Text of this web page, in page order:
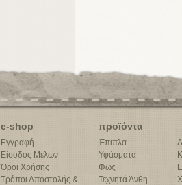
e-shop
Εγγραφή
Είσοδος Μελών
Όροι Χρήσης
Τρόποι Αποστολής &
προϊόντα
Έπιπλα
Υφάσματα
Φως
Τεχνητά Άνθη -